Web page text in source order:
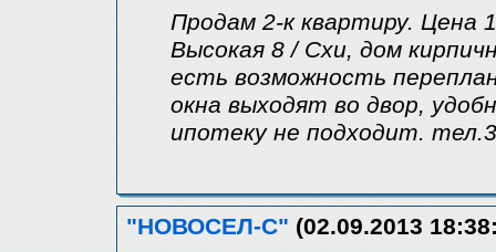
Продам 2-к квартиру. Цена
Высокая 8 / Схи, дом
есть возможность
окна выходят во двор,
ипотеку не подходит.
"НОВОСЕЛ-С" (02.09.2013